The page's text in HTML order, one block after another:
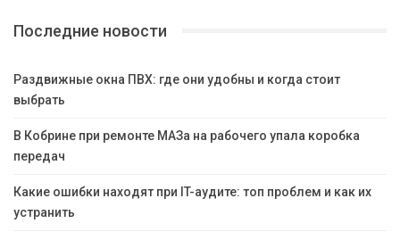
Последние новости
Раздвижные окна ПВХ: где они удобны и когда стоит
выбрать
В Кобрине при ремонте МАЗа на рабочего упала коробка
передач
Какие ошибки находят при IT-аудите: топ проблем и как их
устранить